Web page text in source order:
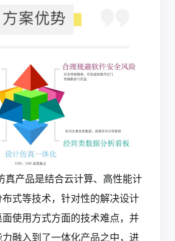
真产品是结合云计算、高性能计
式等技术，针对性的解决设计
使用方式方面的技术难点，并
融入到了一体化产品之中，进